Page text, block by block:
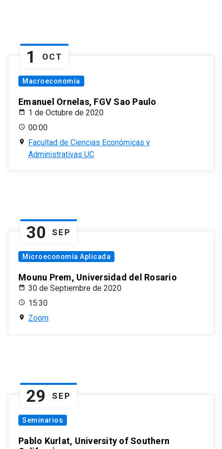
1 OCT
Macroeconomía
Emanuel Ornelas, FGV Sao Paulo
1 de Octubre de 2020
00:00
Facultad de Ciencias Económicas y
Administrativas UC
30 SEP
Microeconomía Aplicada
Mounu Prem, Universidad del Rosario
30 de Septiembre de 2020
15:30
Zoom
29 SEP
Seminarios
Pablo Kurlat, University of Southern